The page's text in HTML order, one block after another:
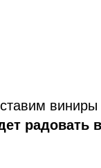
радовать